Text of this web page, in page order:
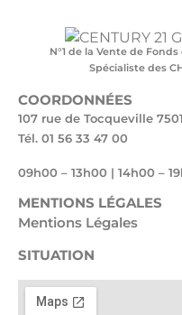
N°1 de la Vente de
Spécialiste des
COORDONNÉES
107 rue de Tocqueville
Tél. 01 56 33 47 00
09h00 – 13h00 | 14h00 –
MENTIONS LÉGALES
Mentions Légales
SITUATION